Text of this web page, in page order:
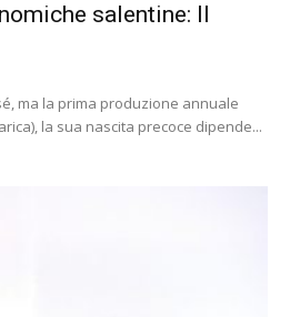
salentine: Il
ma la prima produzione annuale
la sua nascita precoce dipende...